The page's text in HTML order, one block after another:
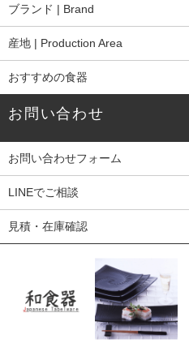
ブランド | Brand
産地 | Production Area
おすすめの食器
お問い合わせ
お問い合わせフォーム
LINEでご相談
見積・在庫確認